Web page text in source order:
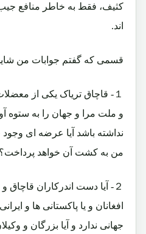
کثیف، فقط به خاطر منافع جیب
اند.
قسمی که گفتم جوابات من شاید
１- قاچاق تریاک یکی از
و ملت مرا و جهان را به ستوه
نداشته باشد آیا عرضه ای وجود
من به کشت آن خواهد پرداخت؟
２- آیا دست اندرکاران
افغانان و یا پاکستانی ها و
جهانی ندارد و آیا بزرگان و